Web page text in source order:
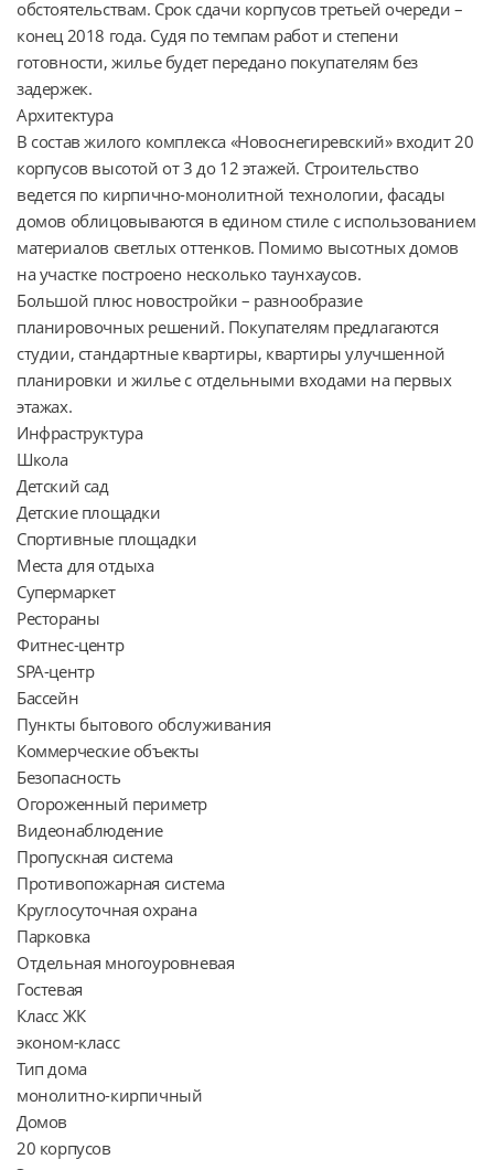
обстоятельствам. Срок сдачи корпусов третьей очереди –
конец 2018 года. Судя по темпам работ и степени
готовности, жилье будет передано покупателям без
задержек.
Архитектура
В состав жилого комплекса «Новоснегиревский» входит 20
корпусов высотой от 3 до 12 этажей. Строительство
ведется по кирпично-монолитной технологии, фасады
домов облицовываются в едином стиле с использованием
материалов светлых оттенков. Помимо высотных домов
на участке построено несколько таунхаусов.
Большой плюс новостройки – разнообразие
планировочных решений. Покупателям предлагаются
студии, стандартные квартиры, квартиры улучшенной
планировки и жилье с отдельными входами на первых
этажах.
Инфраструктура
Школа
Детский сад
Детские площадки
Спортивные площадки
Места для отдыха
Супермаркет
Рестораны
Фитнес-центр
SPA-центр
Бассейн
Пункты бытового обслуживания
Коммерческие объекты
Безопасность
Огороженный периметр
Видеонаблюдение
Пропускная система
Противопожарная система
Круглосуточная охрана
Парковка
Отдельная многоуровневая
Гостевая
Класс ЖК
эконом-класс
Тип дома
монолитно-кирпичный
Домов
20 корпусов